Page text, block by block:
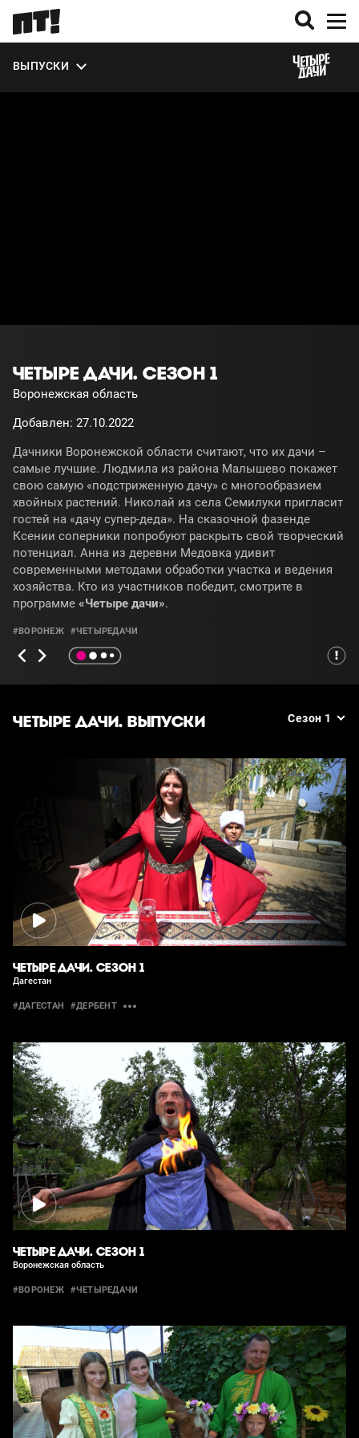
ВЫПУСКИ
О СЕЗОНЕ
ЧЕТЫРЕ ДАЧИ. СЕЗОН 1
Воронежская область
Добавлен: 27.10.2022
Дачники Воронежской области считают, что их дачи –
самые лучшие. Людмила из района Малышево покажет
свою самую «подстриженную дачу» с многообразием
хвойных растений. Николай из села Семилуки пригласит
гостей на «дачу супер-деда». На сказочной фазенде
Ксении соперники попробуют раскрыть свой творческий
потенциал. Анна из деревни Медовка удивит
современными методами обработки участка и ведения
хозяйства. Кто из участников победит, смотрите в
программе «Четыре дачи».
#ВОРОНЕЖ #ЧЕТЫРЕДАЧИ
ЧЕТЫРЕ ДАЧИ. ВЫПУСКИ Сезон 1
ЧЕТЫРЕ ДАЧИ. СЕЗОН 1
Дагестан
#ДАГЕСТАН #ДЕРБЕНТ
ЧЕТЫРЕ ДАЧИ. СЕЗОН 1
Воронежская область
#ВОРОНЕЖ #ЧЕТЫРЕДАЧИ